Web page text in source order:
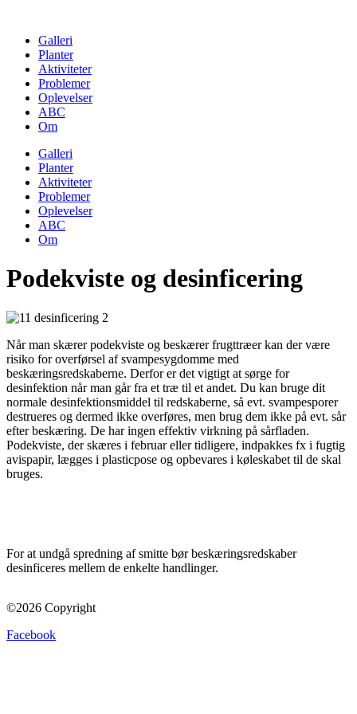
contentGalleri
Planter
Aktiviteter
Problemer
Oplevelser
ABC
Om
Galleri
Planter
Aktiviteter
Problemer
Oplevelser
ABC
Om
Podekviste og desinficering
Når man skærer podekviste og beskærer frugttræer kan der være
risiko for overførsel af svampesygdomme med
beskæringsredskaberne. Derfor er det vigtigt at sørge for
desinfektion når man går fra et træ til et andet. Du kan bruge dit
normale desinfektionsmiddel til redskaberne, så evt. svampesporer
destrueres og dermed ikke overføres, men brug dem ikke på evt. sår
efter beskæring. De har ingen effektiv virkning på sårfladen.
Podekviste, der skæres i februar eller tidligere, indpakkes fx i fugtig
avispapir, lægges i plasticpose og opbevares i køleskabet til de skal
bruges.
For at undgå spredning af smitte bør beskæringsredskaber
desinficeres mellem de enkelte handlinger.
©2026 Copyright
Facebook